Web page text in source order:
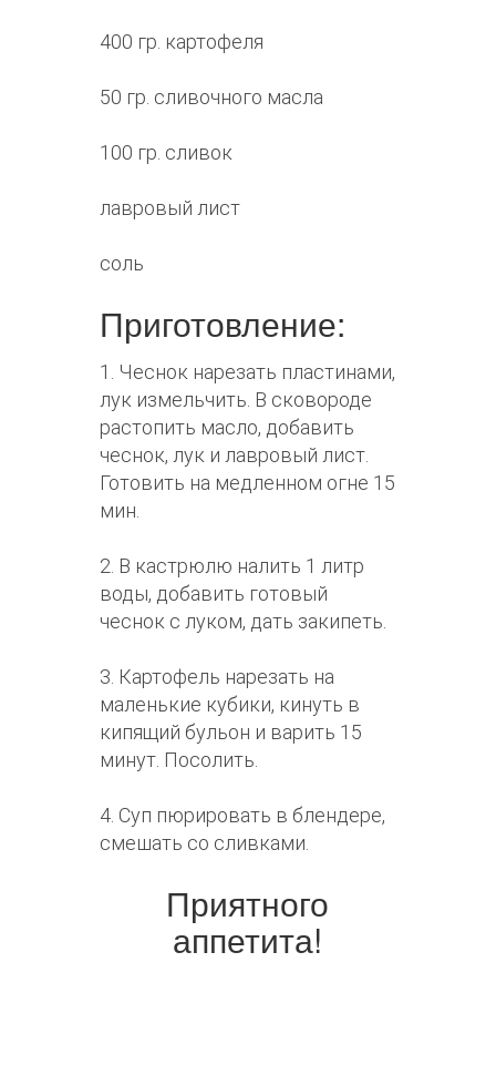
400 гр. картофеля
50 гр. сливочного масла
100 гр. сливок
лавровый лист
соль
Приготовление:
1. Чеснок нарезать пластинами,
лук измельчить. В сковороде
растопить масло, добавить
чеснок, лук и лавровый лист.
Готовить на медленном огне 15
мин.
2. В кастрюлю налить 1 литр
воды, добавить готовый
чеснок с луком, дать закипеть.
3. Картофель нарезать на
маленькие кубики, кинуть в
кипящий бульон и варить 15
минут. Посолить.
4. Суп пюрировать в блендере,
смешать со сливками.
Приятного
аппетита!